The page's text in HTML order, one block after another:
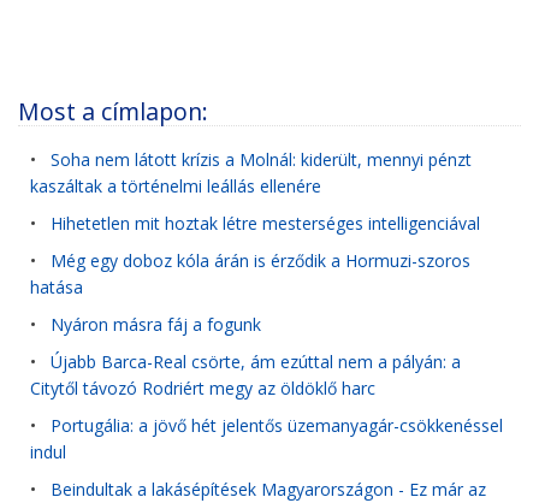
Most a címlapon:
• Soha nem látott krízis a Molnál: kiderült, mennyi pénzt
kaszáltak a történelmi leállás ellenére
• Hihetetlen mit hoztak létre mesterséges intelligenciával
• Még egy doboz kóla árán is érződik a Hormuzi-szoros
hatása
• Nyáron másra fáj a fogunk
• Újabb Barca-Real csörte, ám ezúttal nem a pályán: a
Citytől távozó Rodriért megy az öldöklő harc
• Portugália: a jövő hét jelentős üzemanyagár-csökkenéssel
indul
• Beindultak a lakásépítések Magyarországon - Ez már az